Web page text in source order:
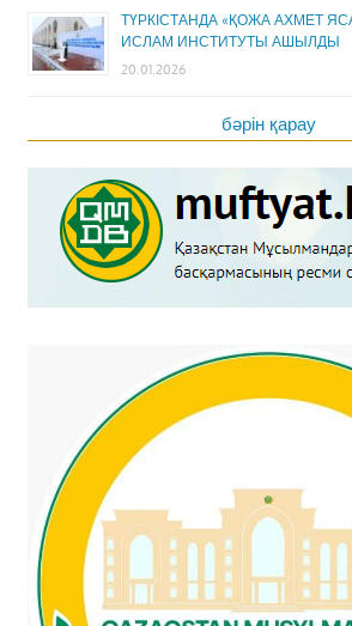
ТҮРКІСТАНДА «ҚОЖА АХМЕТ
ИСЛАМ ИНСТИТУТЫ АШЫЛДЫ
20.01.2026
бәрін қарау